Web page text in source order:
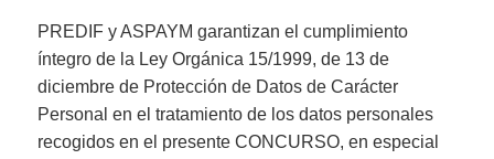
PREDIF y ASPAYM garantizan el cumplimiento
íntegro de la Ley Orgánica 15/1999, de 13 de
diciembre de Protección de Datos de Carácter
Personal en el tratamiento de los datos personales
recogidos en el presente CONCURSO, en especial